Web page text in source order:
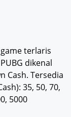
terlaris
dikenal
Cash. Tersedia
35, 50, 70,
5000